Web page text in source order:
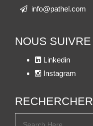
info@pathel.com
NOUS SUIVRE
Linkedin
Instagram
RECHERCHER